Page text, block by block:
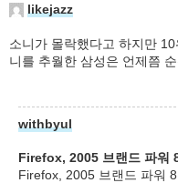
likejazz
소니가 몰락했다고 하지만
니를 추월한 삼성은 언제쯤
withbyul
Firefox, 2005 브랜드 파워
Firefox, 2005 브랜드 파워